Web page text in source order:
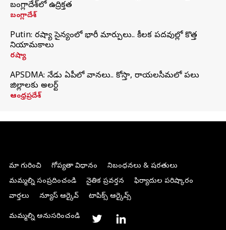
బంగ్లాదేశ్‌లో ఉద్రిక్తత
బంగ్లాదేశ్
Putin: రష్యా సైన్యంలో భారీ మార్పులు.. కీలక పదవుల్లో కొత్త
నియామకాలు
రష్యా
APSDMA: నేడు ఏపీలో వానలు.. కోస్తా, రాయలసీమలో పలు
జిల్లాలకు అలర్ట్
ఆంధ్రప్రదేశ్
మా గురించి గోప్యతా విధానం
నిబంధనలు & షరతులు
మమ్మల్ని సంప్రదించండి
నైతిక ప్రవర్తన
ఫిర్యాదుల పరిష్కారం
వార్తలు
న్యూస్ ఆర్కైవ్ టాపిక్స్ ఆర్కైవ్స్
మమ్మల్ని అనుసరించండి